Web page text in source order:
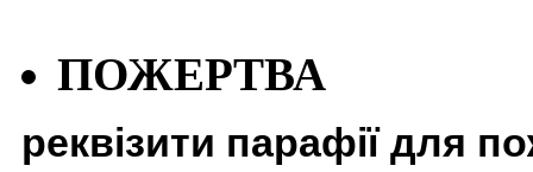
ПОЖЕРТВА
реквізити парафії для